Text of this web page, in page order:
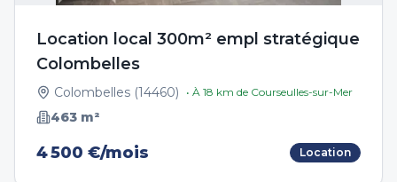
Location local 300m² empl stratégique
Colombelles
Colombelles (14460) • À 18 km de Courseulles-sur-Mer
463 m²
4 500 €/mois Location